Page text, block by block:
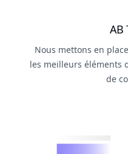
AB
Nous mettons en
les meilleurs éléments
de